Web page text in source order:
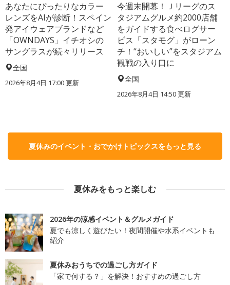
あなたにぴったりなカラー
レンズをAIが診断！スペイン
発アイウェアブランドなど
「OWNDAYS」イチオシの
サングラスが続々リリース
全国
2026年8月4日 17:00更新
今週末開幕！Ｊリーグのス
タジアムグルメ約2000店舗
をガイドする食べログサー
ビス「スタモグ」がローン
チ！“おいしい”をスタジアム
観戦の入り口に
全国
2026年8月4日 14:50更新
夏休みのイベント・おでかけトピックスをもっと見る
夏休みをもっと楽しむ
2026年の涼感イベント＆グルメガイド
夏でも涼しく遊びたい！夜間開催や水系イベントも
紹介
夏休みおうちでの過ごし方ガイド
「家で何する？」を解決！おすすめの過ごし方